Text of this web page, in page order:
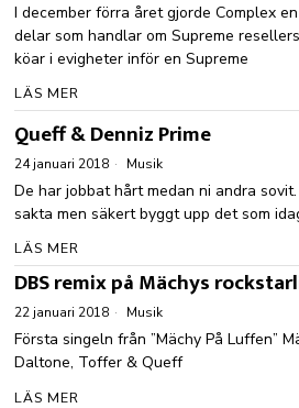
I december förra året gjorde Complex
delar som handlar om Supreme
köar i evigheter inför en Supreme
LÄS MER
Queff & Denniz Prime
24 januari 2018 Musik
De har jobbat hårt medan ni andra
sakta men säkert byggt upp det som
LÄS MER
DBS remix på Mächys
22 januari 2018 Musik
Första singeln från ”Mächy På Luffen”
Daltone, Toffer & Queff
LÄS MER